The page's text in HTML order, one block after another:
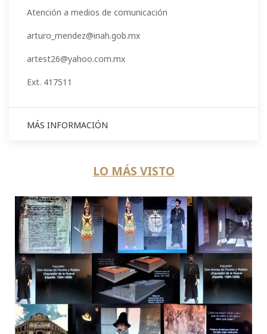
Atención a medios de comunicación
arturo_mendez@inah.gob.mx
artest26@yahoo.com.mx
Ext. 417511
MÁS INFORMACIÓN
LO MÁS VISTO